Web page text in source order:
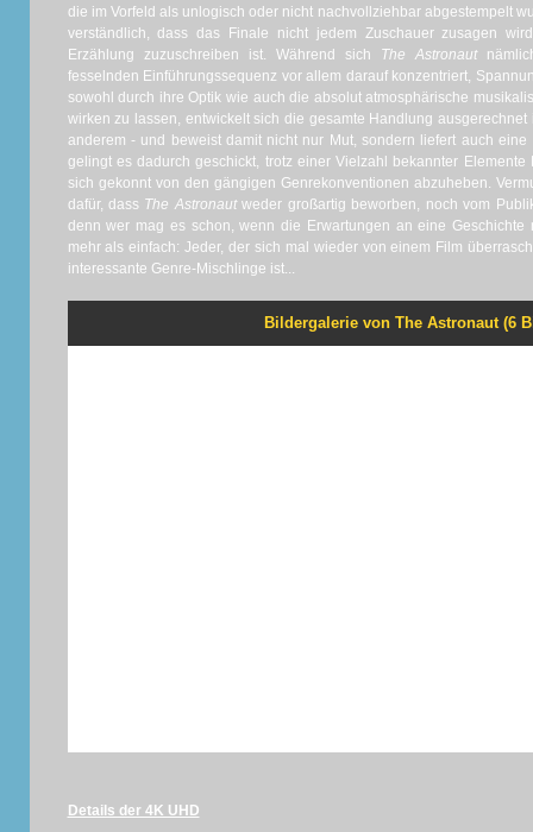
die im Vorfeld als unlogisch oder nicht nachvollziehbar abgestempelt
verständlich, dass das Finale nicht jedem Zuschauer zusagen
Erzählung zuzuschreiben ist. Während sich The Astronaut
fesselnden Einführungssequenz vor allem darauf konzentriert,
sowohl durch ihre Optik wie auch die absolut atmosphärische
wirken zu lassen, entwickelt sich die gesamte Handlung
anderem - und beweist damit nicht nur Mut, sondern liefert auch
gelingt es dadurch geschickt, trotz einer Vielzahl bekannter
sich gekonnt von den gängigen Genrekonventionen abzuheben.
dafür, dass The Astronautweder großartig beworben, noch vom
denn wer mag es schon, wenn die Erwartungen an eine Geschichte
mehr als einfach: Jeder, der sich mal wieder von einem Film
interessante Genre-Mischlinge ist...
Bildergalerie von The Astronaut (6
Details der 4K UHD